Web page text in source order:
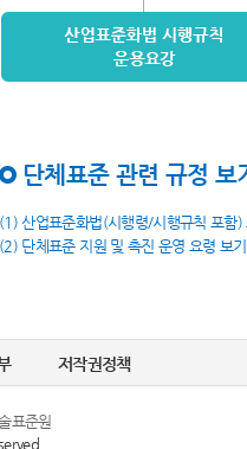
단체표준 관련 규정 보
(1) 산업표준화법(시행령/시행규칙 포함)
(2) 단체표준 지원 및 촉진 운영 요령 보기
저작권정책
표준원